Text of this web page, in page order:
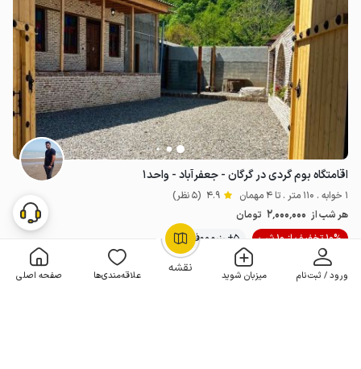
نقشه ورود / ثبت‌نام میزبان شوید علاقه‌مندی‌ها صفحه اصلی
OpenStreetMap
اقامتگاه بوم گردی در گرگان - جعفرآباد - واحد۱
1 خوابه . 110 متر . تا 4 مهمان 4.9 (5 نظر)
هر شب از 2٬000٬000 تومان
10% تخفیف از 10 شب
5+ رزرو موفق